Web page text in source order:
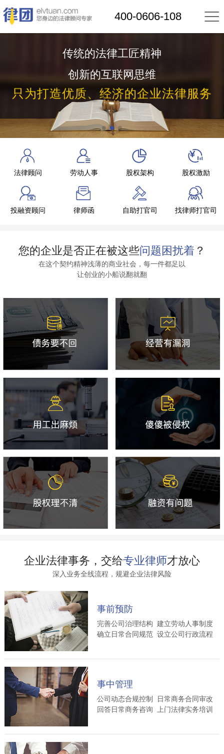
400-0606-108 
传统的法律工匠精神
创新的互联网思维
只为打造优质、经济的企业法律服务
法律顾问 劳动人事 股权架构 股权激励
投融资顾问 律师函 自助打官司 找律师打官司
您的企业是否正在被这些问题困扰着 ？
在这个契约精神浅薄的商业社会，每一件都足以
让创业的小船说翻就翻
企业法律事务，交给专业律师才放心
深入业务全线流程，规避企业法律风险
事前预防
完善公司治理结构 建立劳动人事制度
确立日常合同规范 设立公司行政流程
事中管理
公司动态合规控制 日常商务合同审改
回答日常商务咨询 上门法律实务培训